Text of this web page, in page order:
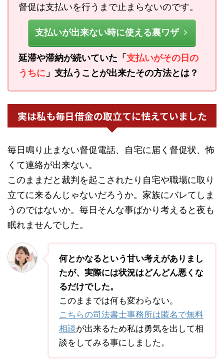
督促は支払いを行うまで止まらないのです。
支払いが出来ない時に使える裏ワザ
延滞や滞納が続いていた「 支払いがその日の
うちに 」支払うことが出来たその方法とは？
実は私も毎日借金の取立てに怯えていました
毎日鳴り止まない督促電話、自宅に届く督促状、怖
くて連絡が出来ない。
このままだと裁判を起こされたり自宅や職場に取り
立てに来るんじゃないだろうか。家族にバレてしま
うのではないか。毎日そんな事ばかり考えると夜も
眠れませんでした。
何とかなるという甘い考えがありまし
たが、実際には状況はどんどん悪くな
るだけでした。
このままでは何も変わらない。
こちらの司法書士事務所は匿名で無料
相談が出来るため私は勇気を出して相
談をしてみる事にしました。